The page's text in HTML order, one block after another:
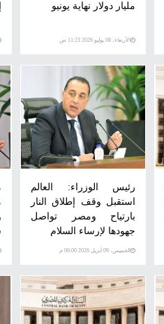
مليار دولار نهاية يونيو
الأربعاء، 08 يوليو 2026 11:23 ص
رئيس الوزراء: العالم
استقبل وقف إطلاق النار
بارتياح ومصر تواصل
جهودها لإرساء السلام
الخميس، 09 أبريل 2026 06:00 م